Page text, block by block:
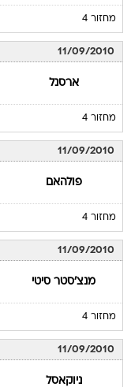
מחזור 4
11/09/2010
ארסנל
מחזור 4
11/09/2010
פולהאם
מחזור 4
11/09/2010
מנצ'סטר סיטי
מחזור 4
11/09/2010
ניוקאסל